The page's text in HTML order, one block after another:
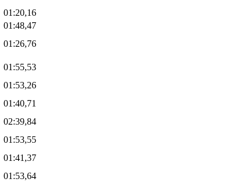
01:20,16
01:48,47
01:26,76
01:55,53
01:53,26
01:40,71
02:39,84
01:53,55
01:41,37
01:53,64